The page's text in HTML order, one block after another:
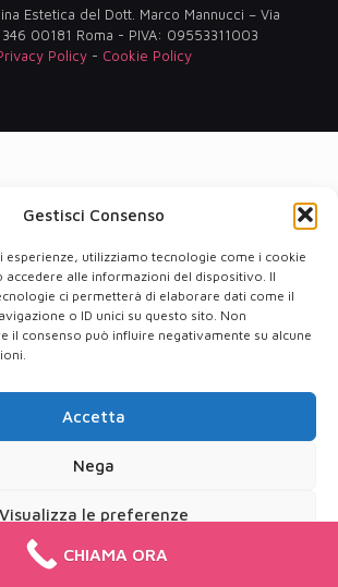
Gestisci Consenso
utilizziamo tecnologie come i cookie
alle informazioni del dispositivo. Il
ci permetterà di elaborare dati come il
o ID unici su questo sito. Non
il consenso può influire negativamente su alcune
Accetta
Nega
Visualizza le preferenze
Cookie PolicyPrivacy Policy
Estetica del Dott. Marco Mannucci – Via
00181 Roma - PIVA: 09553311003
Policy - Cookie Policy
CHIAMA ORA